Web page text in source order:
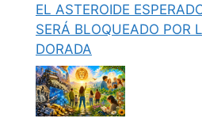
EL ASTEROIDE
SERÁ BLOQUEADO POR
DORADA